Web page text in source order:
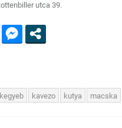
utca 39.
kavezo kutya macska